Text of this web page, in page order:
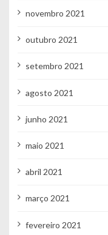
novembro 2021
outubro 2021
setembro 2021
agosto 2021
junho 2021
maio 2021
abril 2021
março 2021
fevereiro 2021